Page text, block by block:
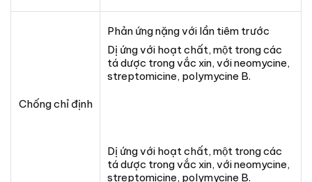
Chống chỉ định
Phản ứng nặng với lần tiêm trước
Dị ứng với hoạt chất, một trong các
tá dược trong vắc xin, với neomycine,
streptomicine, polymycine B.
Dị ứng với hoạt chất, một trong các
tá dược trong vắc xin, với neomycine,
streptomicine, polymycine B.